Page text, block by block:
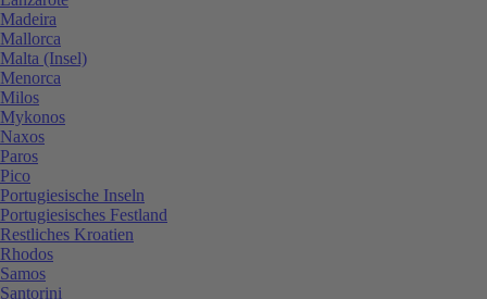
Madeira
Mallorca
Malta (Insel)
Menorca
Milos
Mykonos
Naxos
Paros
Pico
Portugiesische Inseln
Portugiesisches Festland
Restliches Kroatien
Rhodos
Samos
Santorini